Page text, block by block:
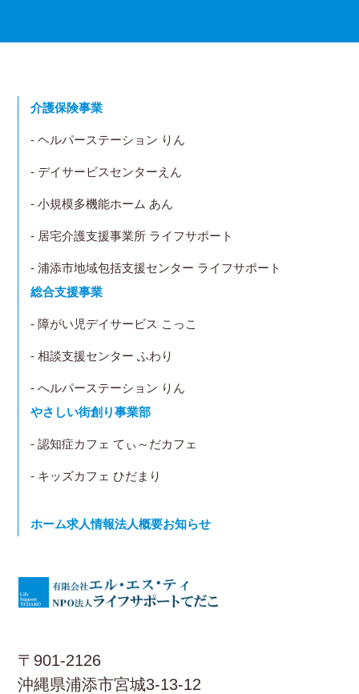
〒901-2126
沖縄県浦添市宮城3-13-12
介護保険事業
- ヘルパーステーション りん
- デイサービスセンターえん
- 小規模多機能ホーム あん
- 居宅介護支援事業所 ライフサポート
- 浦添市地域包括支援センター ライフサポート
総合支援事業
- 障がい児デイサービス こっこ
- 相談支援センター ふわり
- へルパーステーション りん
やさしい街創り事業部
- 認知症カフェ てぃ～だカフェ
- キッズカフェ ひだまり
ホーム求人情報法人概要お知らせ